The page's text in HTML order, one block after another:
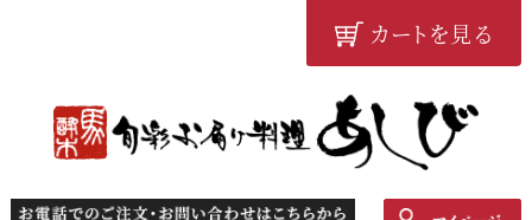
カートを見る